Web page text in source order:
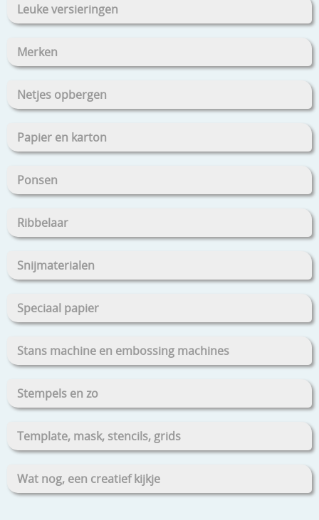
Leuke versieringen
Merken
Netjes opbergen
Papier en karton
Ponsen
Ribbelaar
Snijmaterialen
Speciaal papier
Stans machine en embossing machines
Stempels en zo
Template, mask, stencils, grids
Wat nog, een creatief kijkje